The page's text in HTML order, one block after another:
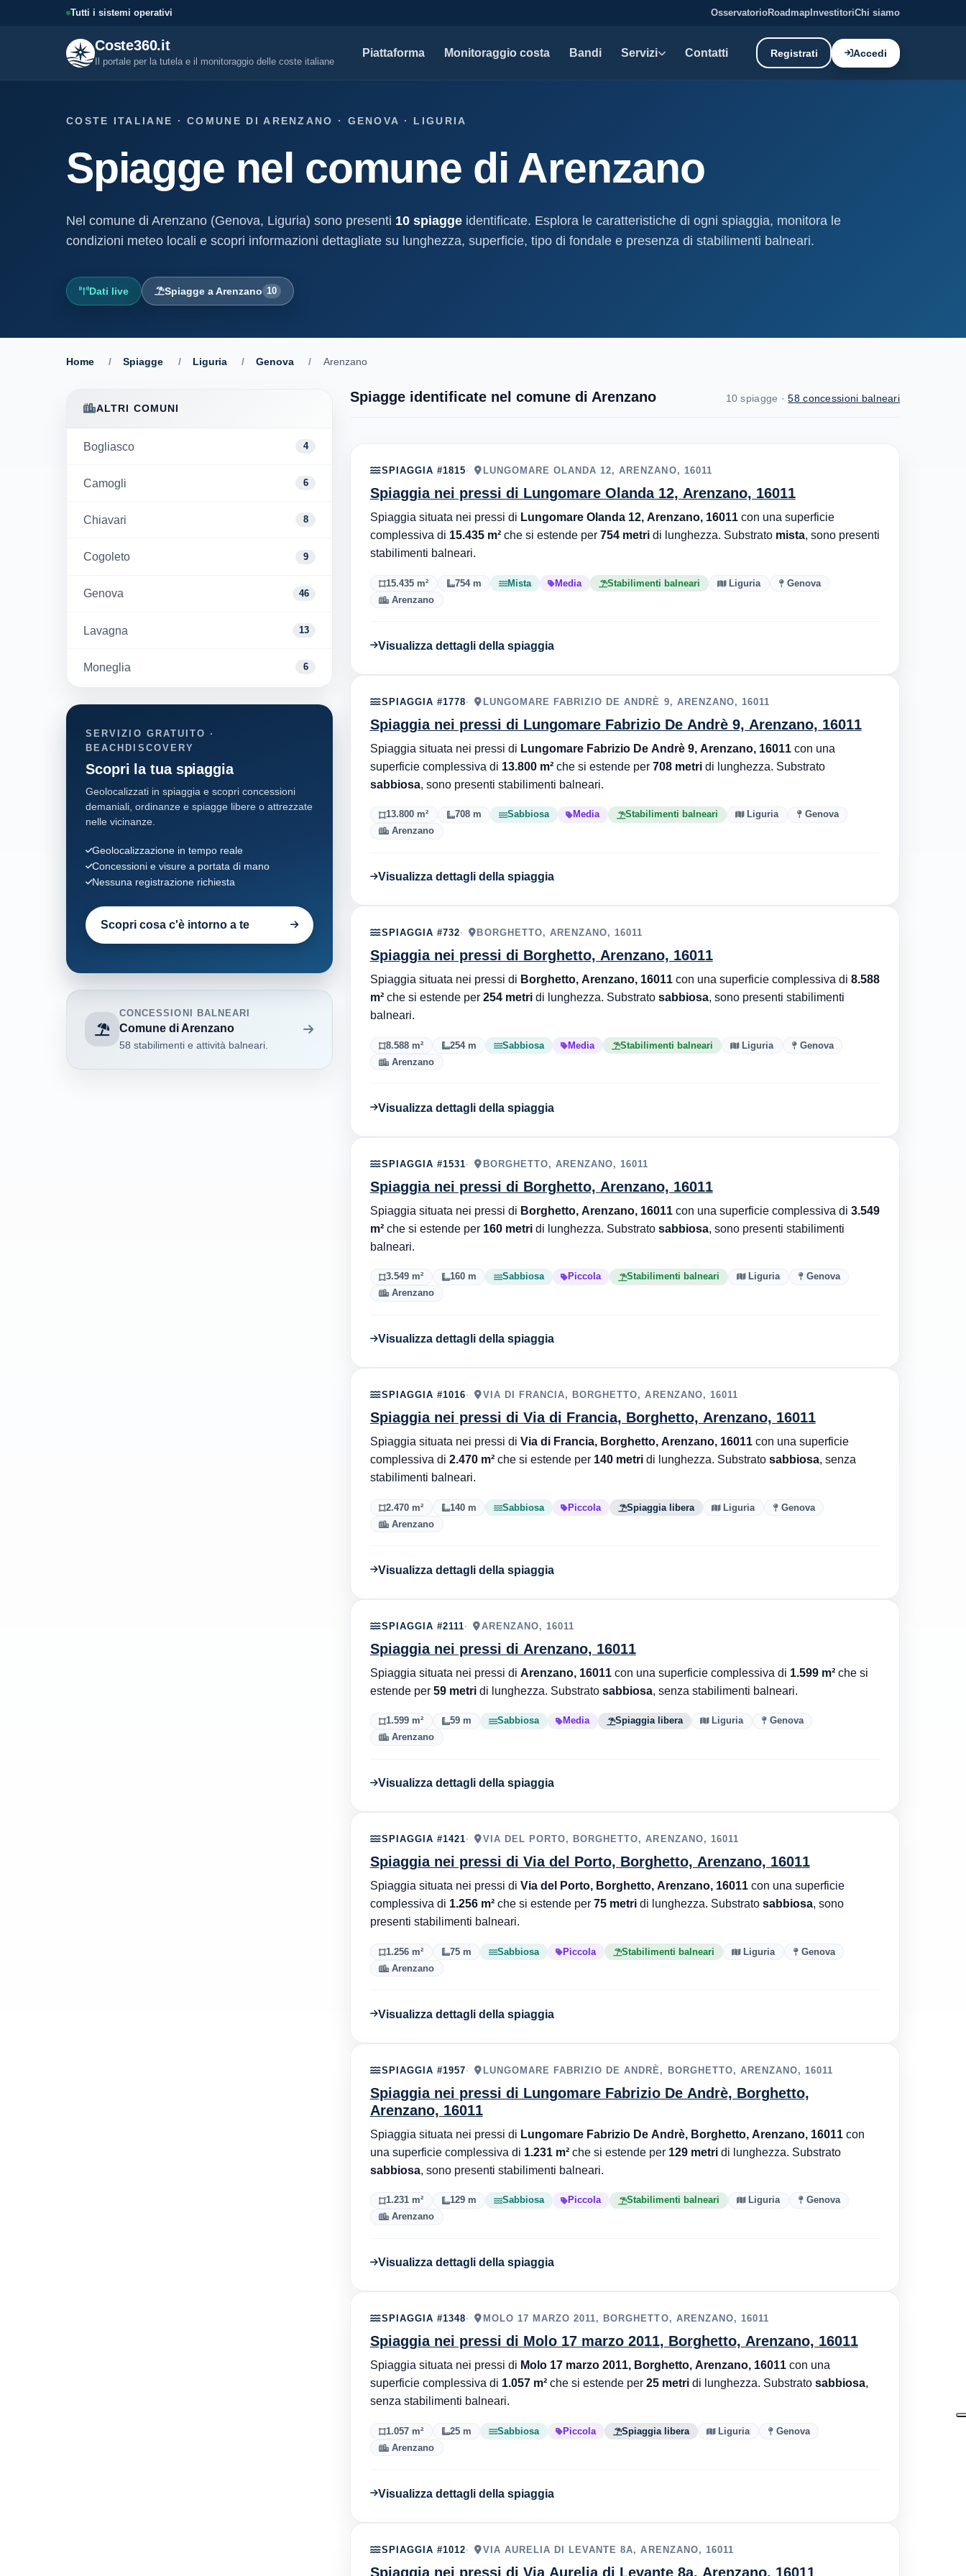
Tutti i sistemi operativi OsservatorioRoadmap InvestitoriChi siamo
Coste360.it
Il portale per la tutela e il monitoraggio delle coste italiane
Piattaforma Monitoraggio costa Bandi Servizi
Visure, fascicoli, verifica concessioni e
altro.
Visura concessione demaniale
Un documento sintetico della concessione
demaniale marittima
demaniale marittima
Storico completo ed evolutivo della
concessione demaniale marittima
Soluzioni per studi tecnici, legali e PA.
Modello D1
Studi geologici costieri
Indagini, perizie e relazioni geologiche per il
marittimo.
Spiagge
Litorale italiano: dati tecnici e meteo.
Contatti Registrati Accedi
COSTE ITALIANE · COMUNE DI ARENZANO · GENOVA · LIGURIA
Spiagge nel comune di Arenzano
Nel comune di Arenzano (Genova, Liguria) sono presenti 10 spiagge identificate. Esplora le caratteristiche di ogni spiaggia, monitora le
condizioni meteo locali e scopri informazioni dettagliate su lunghezza, superficie, tipo di fondale e presenza di stabilimenti balneari.
Dati live Spiagge a Arenzano 10
Home / Spiagge / Liguria / Genova / Arenzano
ALTRI COMUNI
Bogliasco 4
Camogli 6
Chiavari 8
Cogoleto 9
Genova 46
Lavagna 13
Moneglia 6
Rapallo 13
Recco
Santa Margherita Ligure
Sestri Levante
Sori
Zoagli
SERVIZIO GRATUITO ·
BEACHDISCOVERY
Scopri la tua spiaggia
Geolocalizzati in spiaggia e scopri concessioni
demaniali, ordinanze e spiagge libere o attrezzate
nelle vicinanze.
Geolocalizzazione in tempo reale
Concessioni e visure a portata di mano
Nessuna registrazione richiesta
Scopri cosa c'è intorno a te
CONCESSIONI BALNEARI
Comune di Arenzano
58 stabilimenti e attività balneari.
Spiagge identificate nel comune di Arenzano 10 spiagge ·58 concessioni balneari
SPIAGGIA #1815 LUNGOMARE OLANDA 12, ARENZANO, 16011
Spiaggia nei pressi di Lungomare Olanda 12, Arenzano, 16011
Spiaggia situata nei pressi di Lungomare Olanda 12, Arenzano, 16011con una superficie
complessiva di 15.435 m²che si estende per 754 metridi lunghezza. Substrato mista, sono presenti
stabilimenti balneari.
15.435 m² 754 m Mista Media Stabilimenti balneari Liguria
Genova
Arenzano
Visualizza dettagli della spiaggia
SPIAGGIA #1778 LUNGOMARE FABRIZIO DE ANDRÈ 9, ARENZANO, 16011
Spiaggia nei pressi di Lungomare Fabrizio De Andrè 9, Arenzano, 16011
Spiaggia situata nei pressi di Lungomare Fabrizio De Andrè 9, Arenzano, 16011con una
superficie complessiva di 13.800 m²che si estende per 708 metridi lunghezza. Substrato
sabbiosa, sono presenti stabilimenti balneari.
13.800 m² 708 m Sabbiosa Media Stabilimenti balneari Liguria
Genova
Arenzano
Visualizza dettagli della spiaggia
SPIAGGIA #732 BORGHETTO, ARENZANO, 16011
Spiaggia nei pressi di Borghetto, Arenzano, 16011
Spiaggia situata nei pressi di Borghetto, Arenzano, 16011con una superficie complessiva di 8.588
m²che si estende per 254 metridi lunghezza. Substrato sabbiosa, sono presenti stabilimenti
balneari.
8.588 m² 254 m Sabbiosa Media Stabilimenti balneari Liguria
Genova
Arenzano
Visualizza dettagli della spiaggia
SPIAGGIA #1531 BORGHETTO, ARENZANO, 16011
Spiaggia nei pressi di Borghetto, Arenzano, 16011
Spiaggia situata nei pressi di Borghetto, Arenzano, 16011con una superficie complessiva di 3.549
m²che si estende per 160 metridi lunghezza. Substrato sabbiosa, sono presenti stabilimenti
balneari.
3.549 m² 160 m Sabbiosa Piccola Stabilimenti balneari Liguria
Genova
Arenzano
Visualizza dettagli della spiaggia
SPIAGGIA #1016 VIA DI FRANCIA, BORGHETTO, ARENZANO, 16011
Spiaggia nei pressi di Via di Francia, Borghetto, Arenzano, 16011
Spiaggia situata nei pressi di Via di Francia, Borghetto, Arenzano, 16011con una superficie
complessiva di 2.470 m²che si estende per 140 metridi lunghezza. Substrato sabbiosa, senza
stabilimenti balneari.
2.470 m² 140 m Sabbiosa Piccola Spiaggia libera Liguria
Genova
Arenzano
Visualizza dettagli della spiaggia
SPIAGGIA #2111 ARENZANO, 16011
Spiaggia nei pressi di Arenzano, 16011
Spiaggia situata nei pressi di Arenzano, 16011con una superficie complessiva di 1.599 m²che si
estende per 59 metridi lunghezza. Substrato sabbiosa, senza stabilimenti balneari.
1.599 m² 59 m Sabbiosa Media Spiaggia libera Liguria
Genova
Arenzano
Visualizza dettagli della spiaggia
SPIAGGIA #1421 VIA DEL PORTO, BORGHETTO, ARENZANO, 16011
Spiaggia nei pressi di Via del Porto, Borghetto, Arenzano, 16011
Spiaggia situata nei pressi di Via del Porto, Borghetto, Arenzano, 16011con una superficie
complessiva di 1.256 m²che si estende per 75 metridi lunghezza. Substrato sabbiosa, sono
presenti stabilimenti balneari.
1.256 m² 75 m Sabbiosa Piccola Stabilimenti balneari Liguria
Genova
Arenzano
Visualizza dettagli della spiaggia
SPIAGGIA #1957 LUNGOMARE FABRIZIO DE ANDRÈ, BORGHETTO, ARENZANO, 16011
Spiaggia nei pressi di Lungomare Fabrizio De Andrè, Borghetto,
Arenzano, 16011
Spiaggia situata nei pressi di Lungomare Fabrizio De Andrè, Borghetto, Arenzano, 16011con
una superficie complessiva di 1.231 m²che si estende per 129 metridi lunghezza. Substrato
sabbiosa, sono presenti stabilimenti balneari.
1.231 m² 129 m Sabbiosa Piccola Stabilimenti balneari Liguria
Genova
Arenzano
Visualizza dettagli della spiaggia
SPIAGGIA #1348 MOLO 17 MARZO 2011, BORGHETTO, ARENZANO, 16011
Spiaggia nei pressi di Molo 17 marzo 2011, Borghetto, Arenzano, 16011
Spiaggia situata nei pressi di Molo 17 marzo 2011, Borghetto, Arenzano, 16011con una
superficie complessiva di 1.057 m²che si estende per 25 metridi lunghezza. Substrato sabbiosa,
senza stabilimenti balneari.
1.057 m² 25 m Sabbiosa Piccola Spiaggia libera Liguria
Genova
Arenzano
Visualizza dettagli della spiaggia
SPIAGGIA #1012 VIA AURELIA DI LEVANTE 8A, ARENZANO, 16011
Spiaggia nei pressi di Via Aurelia di Levante 8a, Arenzano, 16011